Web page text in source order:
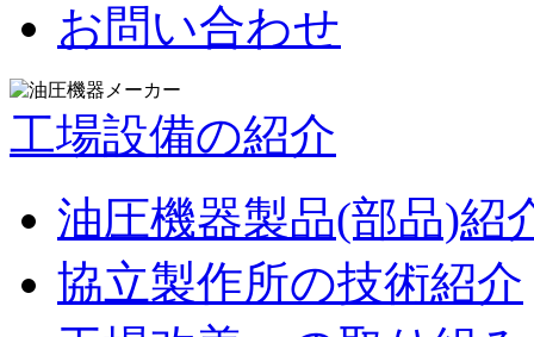
お問い合わせ
工場設備の紹介
油圧機器製品(部品)紹
協立製作所の技術紹介